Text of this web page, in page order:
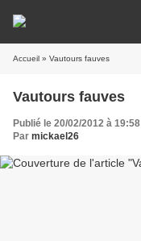
Accueil » Vautours fauves
Vautours fauves
Publié le 20/02/2012 à 19:58
Par mickael26